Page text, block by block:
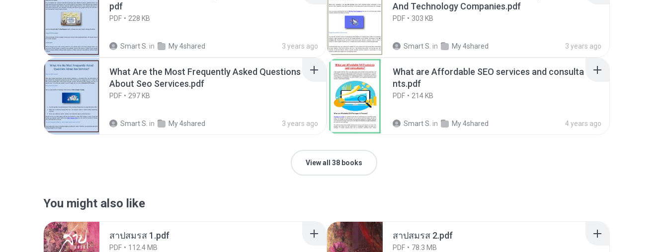
pdf
PDF 228 KB
Smart S. in My 4shared 3 years ago
And Technology Companies.pdf
PDF 303 KB
Smart S. in My 4shared 3 years ago
What Are the Most Frequently Asked Questions
About Seo Services.pdf
PDF 297 KB
Smart S. in My 4shared 3 years ago
What are Affordable SEO services and consulta
nts.pdf
PDF 214 KB
Smart S. in My 4shared 4 years ago
View all 38 books
You might also like
สาปสมรส 1.pdf
PDF 112.4 MB
สาปสมรส 2.pdf
PDF 78.3 MB